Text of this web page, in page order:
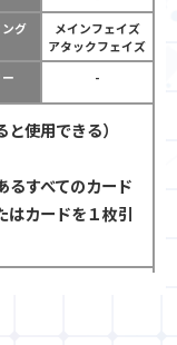
グ
メインフェイズ
アタックフェイズ
-
使用できる）
るすべてのカード
はカードを１枚引